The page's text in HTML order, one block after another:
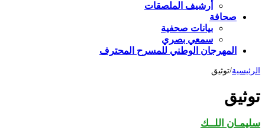
أرشيف الملصقات
صحافة
بيانات صحفية
سمعي بصري
المهرجان الوطني للمسرح المحترف
الرئيسية/توثيق
توثيق
سليمـان اللــك